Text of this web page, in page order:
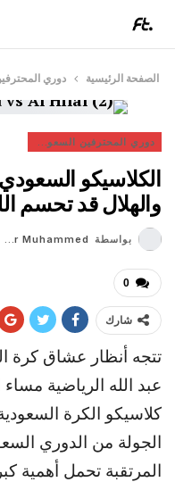
الصفحة الرئيسية دوري
دوري المحترفين السعودي
الكلاسيكو
والهلال قد تحسم
بواسطة Shaheer Muhammed
0
شارك
تتجه أنظار عشاق كرة
عبد الله الرياضية
كلاسيكو الكرة
الجولة من الدوري
المرتقبة تحمل أهمية